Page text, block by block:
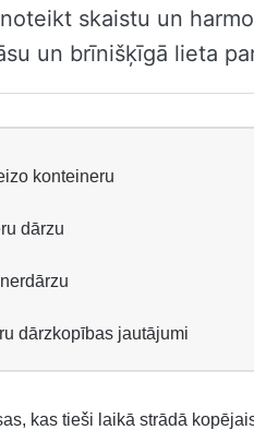
skaistu un
un brīnišķīgā lieta
konteineru
dārzu
dārzkopības jautājumi
kas tieši laikā strādā